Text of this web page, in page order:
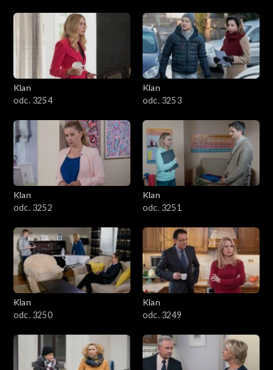
Klan
odc. 3254
Klan
odc. 3253
Klan
odc. 3252
Klan
odc. 3251
Klan
odc. 3250
Klan
odc. 3249